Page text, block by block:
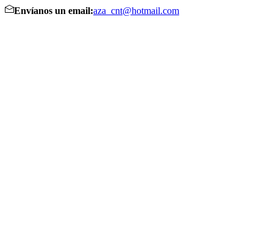
Envíanos un email:aza_cnt@hotmail.com